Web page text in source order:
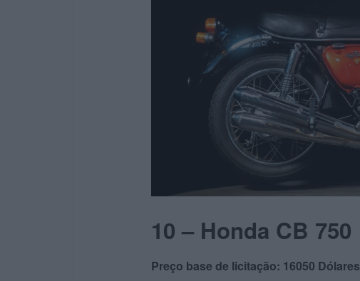
10 – Honda CB 750
Preço base de licitação: 16050 Dólares